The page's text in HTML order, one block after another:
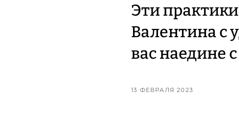
Эти практики
Валентина с
вас наедине
13 ФЕВРАЛЯ 2023